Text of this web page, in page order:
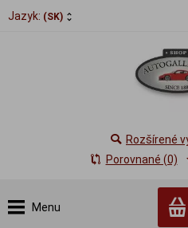
Jazyk: (SK)
Menu
Rozšírené
Porovnané (0)